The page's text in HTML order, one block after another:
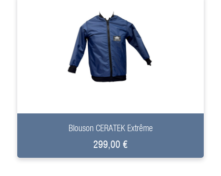
+
Blouson CERATEK Extrême
299,00 €